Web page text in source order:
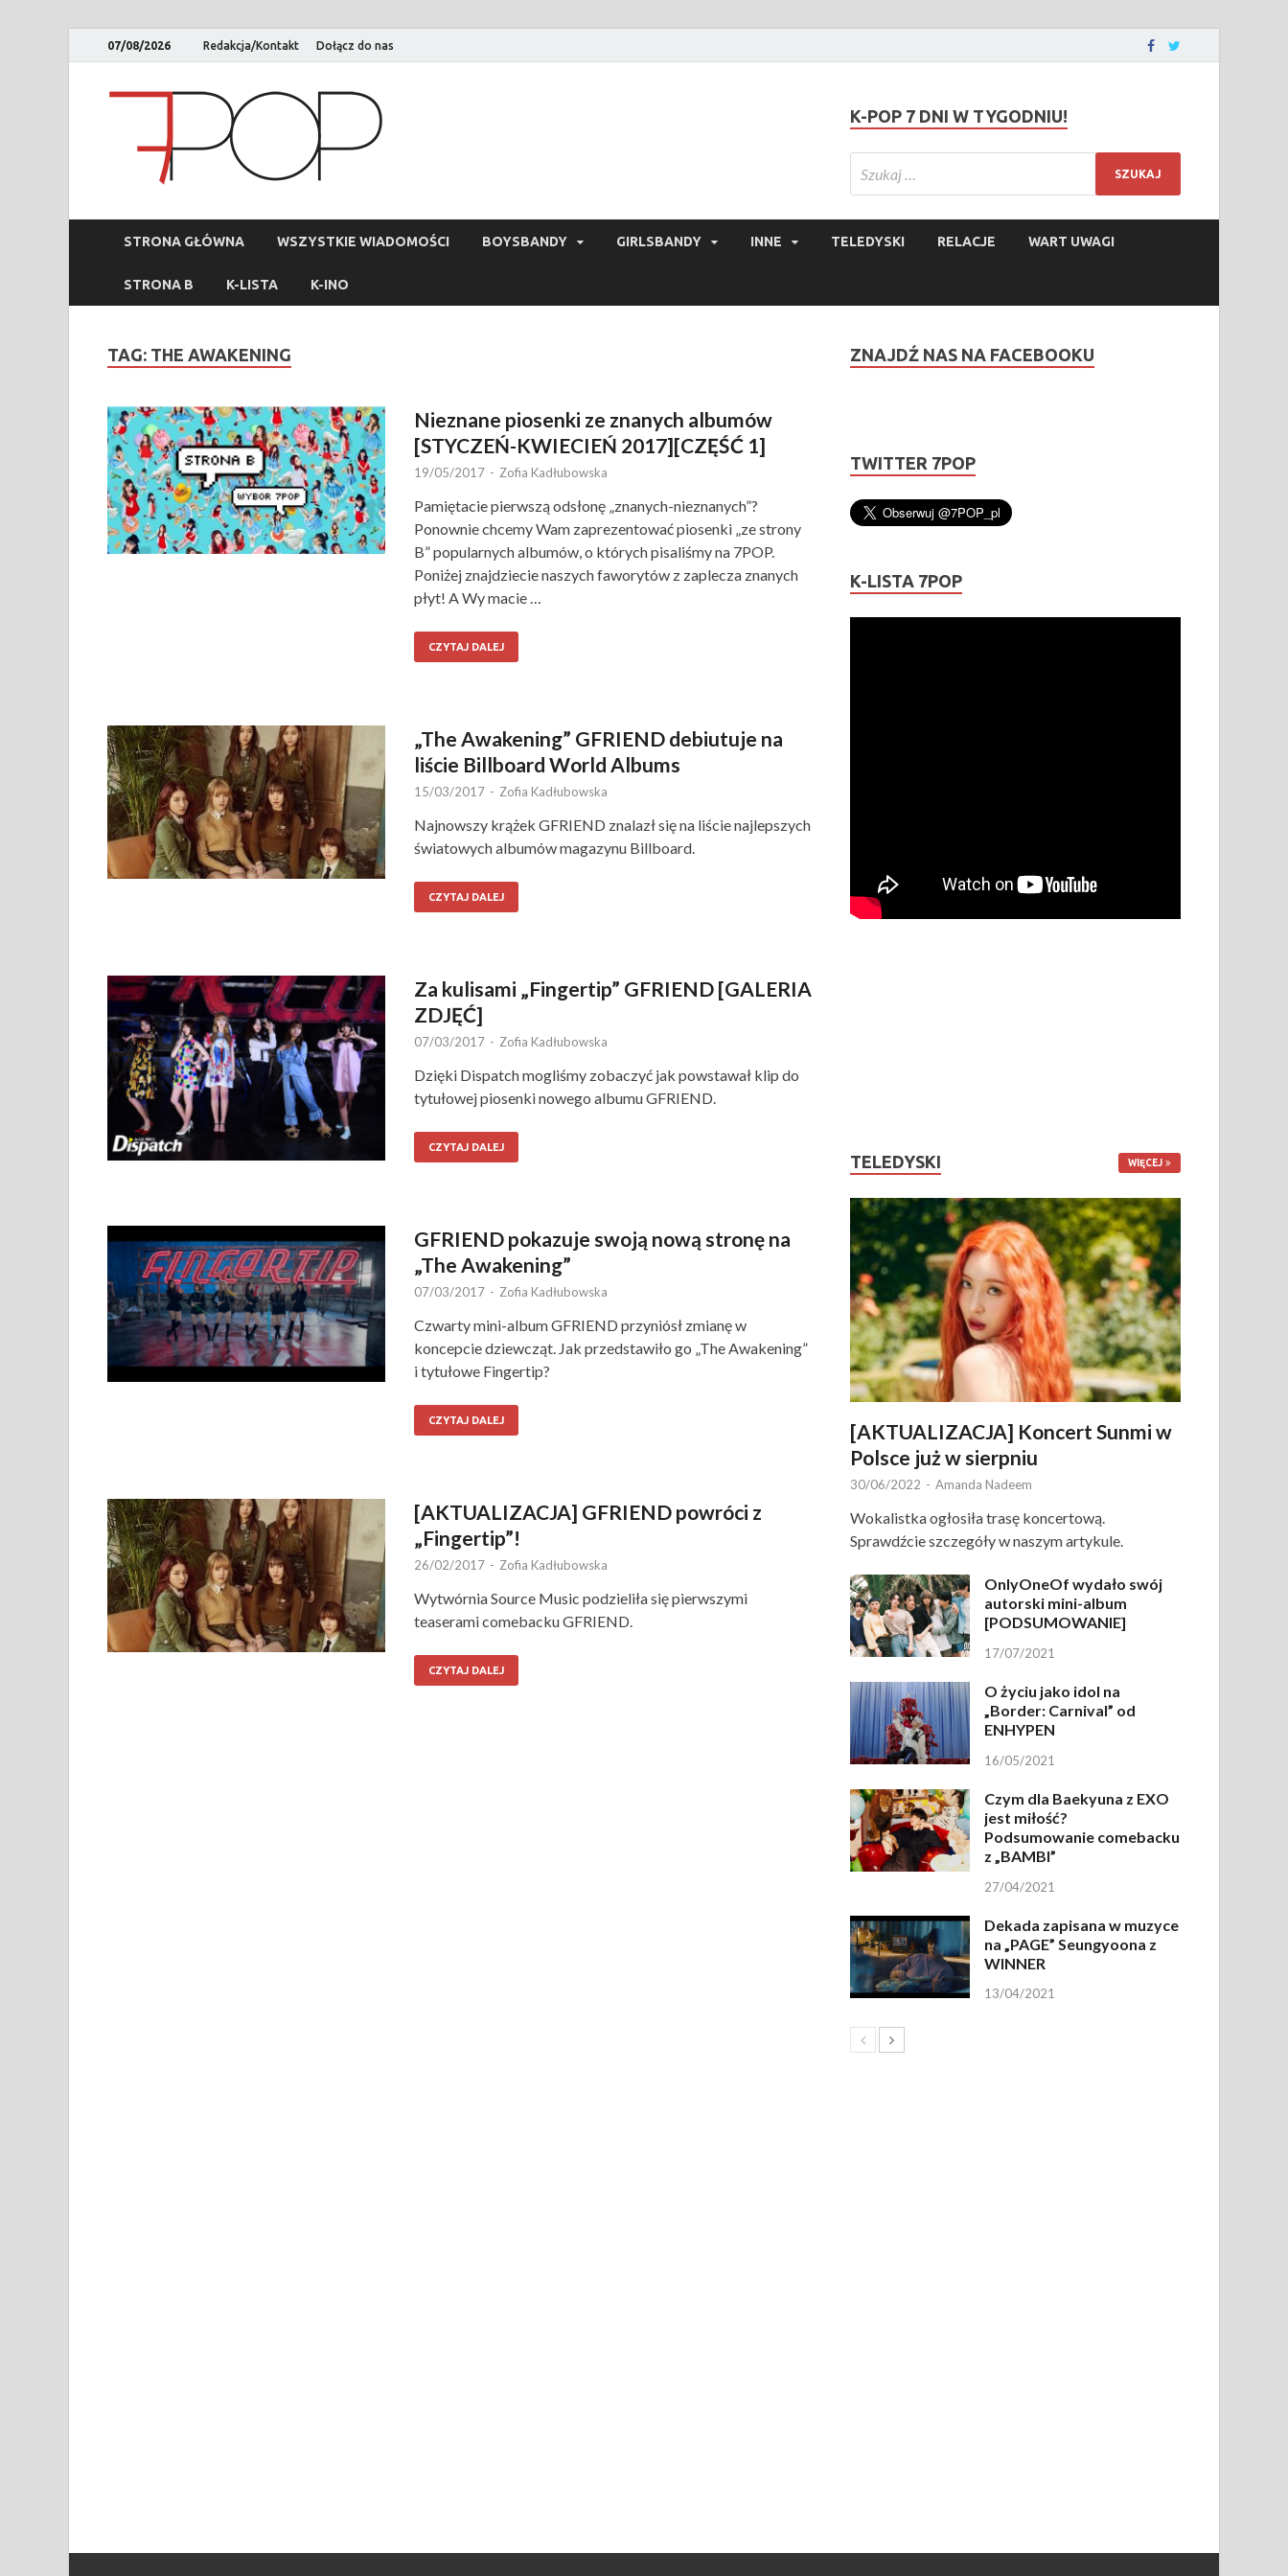
07/08/2026 Redakcja/Kontakt Dołącz do nas
K-POP 7 DNI W TYGODNIU!
STRONA GŁÓWNA WSZYSTKIE WIADOMOŚCI BOYSBANDY GIRLSBANDY INNE TELEDYSKI RELACJE WART UWAGI
STRONA B K-LISTA K-INO
TAG: THE AWAKENING
Nieznane piosenki ze znanych albumów
[STYCZEŃ-KWIECIEŃ 2017][CZĘŚĆ 1]
19/05/2017 - Zofia Kadłubowska
Pamiętacie pierwszą odsłonę „znanych-nieznanych”?
Ponownie chcemy Wam zaprezentować piosenki „ze strony
B” popularnych albumów, o których pisaliśmy na 7POP.
Poniżej znajdziecie naszych faworytów z zaplecza znanych
płyt! A Wy macie …
CZYTAJ DALEJ
„The Awakening” GFRIEND debiutuje na
liście Billboard World Albums
15/03/2017 - Zofia Kadłubowska
Najnowszy krążek GFRIEND znalazł się na liście najlepszych
światowych albumów magazynu Billboard.
CZYTAJ DALEJ
Za kulisami „Fingertip” GFRIEND [GALERIA
ZDJĘĆ]
07/03/2017 - Zofia Kadłubowska
Dzięki Dispatch mogliśmy zobaczyć jak powstawał klip do
tytułowej piosenki nowego albumu GFRIEND.
CZYTAJ DALEJ
GFRIEND pokazuje swoją nową stronę na
„The Awakening”
07/03/2017 - Zofia Kadłubowska
Czwarty mini-album GFRIEND przyniósł zmianę w
koncepcie dziewcząt. Jak przedstawiło go „The Awakening”
i tytułowe Fingertip?
CZYTAJ DALEJ
[AKTUALIZACJA] GFRIEND powróci z
„Fingertip”!
26/02/2017 - Zofia Kadłubowska
Wytwórnia Source Music podzieliła się pierwszymi
teaserami comebacku GFRIEND.
CZYTAJ DALEJ
ZNAJDŹ NAS NA FACEBOOKU
TWITTER 7POP
K-LISTA 7POP
TELEDYSKI WIĘCEJ
[AKTUALIZACJA] Koncert Sunmi w
Polsce już w sierpniu
30/06/2022 - Amanda Nadeem
Wokalistka ogłosiła trasę koncertową.
Sprawdźcie szczegóły w naszym artykule.
OnlyOneOf wydało swój
autorski mini-album
[PODSUMOWANIE]
17/07/2021
O życiu jako idol na
„Border: Carnival” od
ENHYPEN
16/05/2021
Czym dla Baekyuna z EXO
jest miłość?
Podsumowanie comebacku
z „BAMBI”
27/04/2021
Dekada zapisana w muzyce
na „PAGE” Seungyoona z
WINNER
13/04/2021